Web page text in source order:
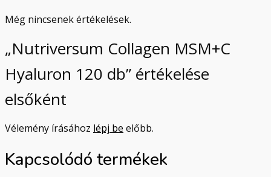
Még nincsenek értékelések.
„Nutriversum Collagen MSM+C
Hyaluron 120 db” értékelése
elsőként
Vélemény írásához lépj be előbb.
Kapcsolódó termékek